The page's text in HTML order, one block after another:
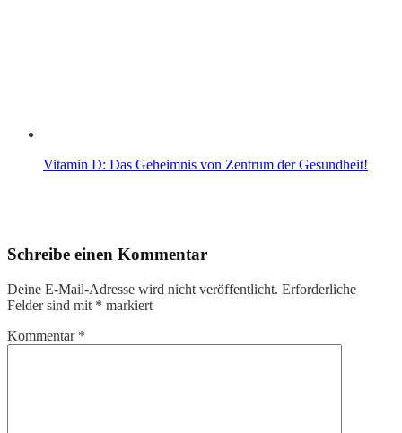
Vitamin D: Das Geheimnis von Zentrum der Gesundheit!
Schreibe einen Kommentar
Deine E-Mail-Adresse wird nicht veröffentlicht. Erforderliche
Felder sind mit * markiert
Kommentar *